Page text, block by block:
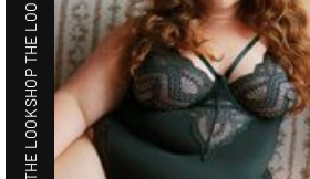
SHOP THE LOOK